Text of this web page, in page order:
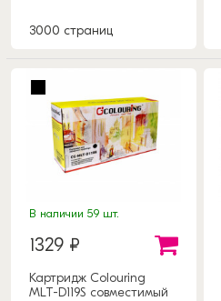
3000 страниц
В наличии 59 шт.
1329 ₽
Картридж Colouring
MLT-D119S совместимый